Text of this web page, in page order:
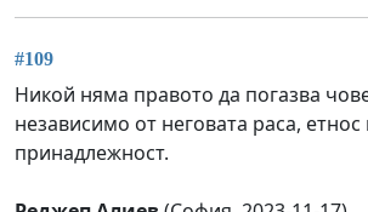
#109
Никой няма правото да погазва
независимо от неговата раса,
принадлежност.